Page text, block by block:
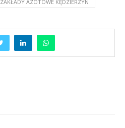
ZAKŁADY AZOTOWE KĘDZIERZYN